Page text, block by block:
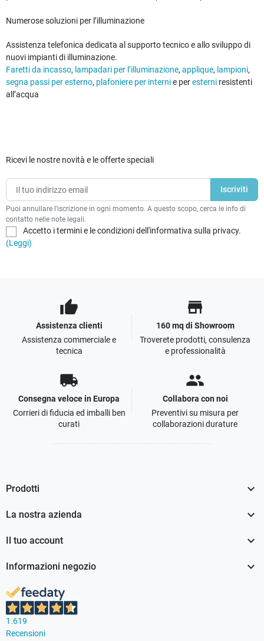
Numerose soluzioni per l’illuminazione
Assistenza telefonica dedicata al supporto tecnico e allo sviluppo di
nuovi impianti di illuminazione.
Faretti da incasso, lampadari per l’illuminazione, applique, lampioni,
segna passi per esterno, plafoniere per internie peresterni resistenti
all’acqua
Ricevi le nostre novità e le offerte speciali
Puoi annullare l'iscrizione in ogni momento. A questo scopo, cerca le info di
contatto nelle note legali.
Accetto i termini e le condizioni dell'informativa sulla privacy.
(Leggi)
thumb_up
Assistenza clienti
Assistenza commerciale e
tecnica
store
160 mq di Showroom
Troverete prodotti, consulenza
e professionalità
local_shipping
Consegna veloce in Europa
Corrieri di fiducia ed imballi ben
curati
people
Collabora con noi
Preventivi su misura per
collaborazioni durature
Prodotti 
La nostra azienda 
Il tuo account 
Informazioni negozio 
1.619
Recensioni